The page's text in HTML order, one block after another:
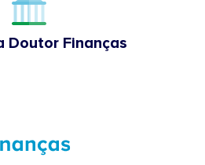
Doutor Finanças